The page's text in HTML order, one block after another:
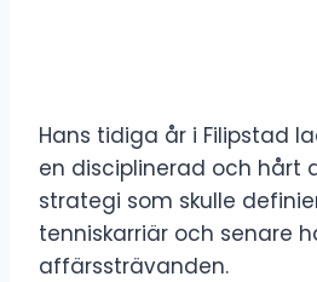
Hans tidiga år i Filipstad
en disciplinerad och hårt
strategi som skulle
tenniskarriär och senare
affärssträvanden.